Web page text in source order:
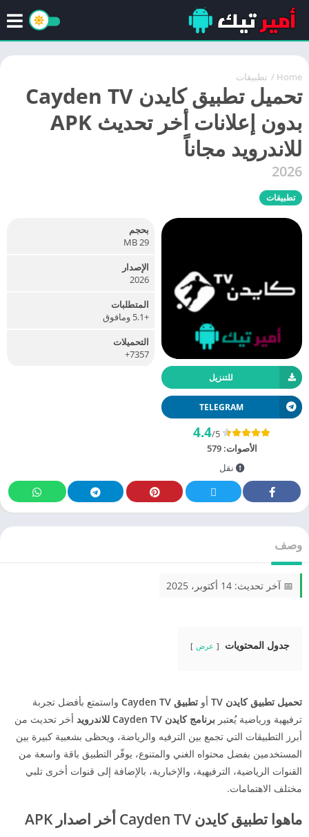
Home
/ تطبيقات
تحميل تطبيق كايدن Cayden TV
بدون إعلانات أخر تحديث APK
للاندرويد مجاناً
2026
تطبيقات
للتنزيل
TELEGRAM
4.4/5
الأصوات:579
نقل
بحجم
29 MB
الإصدار
2026
المتطلبات
+5.1 ومافوق
التحميلات
7357+
وصف
📅 آخر تحديث: 14 أكتوبر، 2025
جدول المحتويات عرض
تحميل تطبيق كايدن TV أو تطبيق Cayden TV
واستمتع بأفضل تجربة
ترفيهية ورياضية يُعتبر برنامج كايدن Cayden TV للاندرويد
أخر تحديث من
أبرز التطبيقات التي تجمع بين الترفيه والرياضة، ويحظى بشعبية كبيرة بين
المستخدمين بفضل محتواه الغني والمتنوع، يوفّر التطبيق باقة واسعة من
القنوات الرياضية، الترفيهية، والإخبارية، بالإضافة إلى قنوات أخرى تلبي
مختلف الاهتمامات.
ماهوا تطبيق كايدن Cayden TV أخر اصدار APK